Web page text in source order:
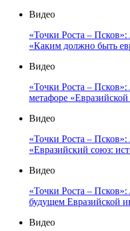
Видео
«Точки Роста –
«Каким должно быть
Видео
«Точки Роста –
метафоре
Видео
«Точки Роста –
«Евразийский союз:
Видео
«Точки Роста –
будущем Евразийской
Видео